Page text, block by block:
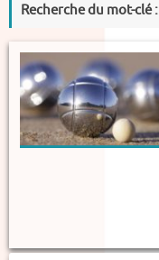
Recherche du mot-clé :